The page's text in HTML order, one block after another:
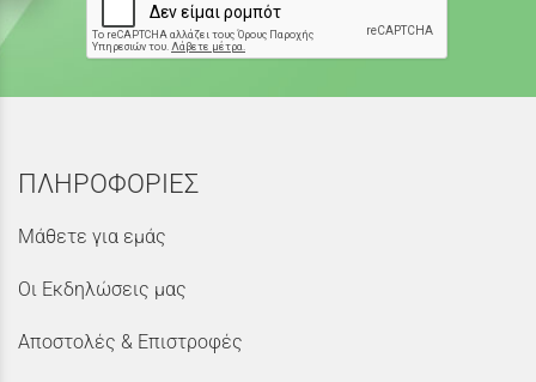
ΠΛΗΡΟΦΟΡΙΕΣ
Μάθετε για εμάς
Οι Εκδηλώσεις μας
Αποστολές & Επιστροφές